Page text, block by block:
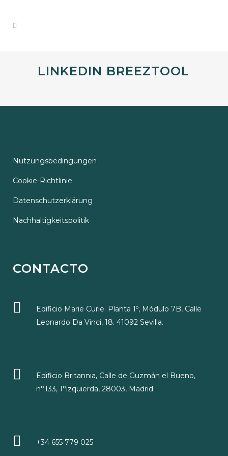
LINKEDIN BREEZTOOL
Nutzungsbedingungen
Cookie-Richtlinie
Datenschutzerklärung
Nachhaltigkeitspolitik
CONTACTO
Edificio Marie Curie. Planta 1º, Módulo 7B, Calle
Leonardo Da Vinci, 18. 41092 Sevilla.
Edificio Britannia, Calle de Guzmán el Bueno,
n°133, 1°izquierda, 28003, Madrid
+34 655 779 025